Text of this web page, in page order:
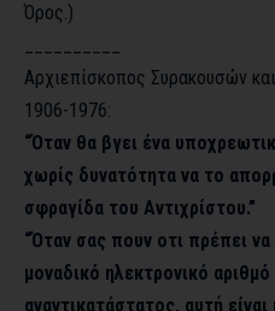
Όρος.)
Αρχιεπίσκοπος Συρακουσών
1906-1976:
“Όταν θα βγει ένα
χωρίς δυνατότητα να το
σφραγίδα του Αντιχρίστου.”
“Όταν σας πουν οτι πρέπει
μοναδικό ηλεκτρονικό αριθμό
αναντικατάστατος, αυτή